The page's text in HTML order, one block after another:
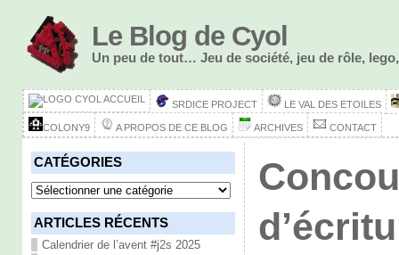
Le Blog de Cyol
Un peu de tout… Jeu de société, jeu de rôle,
ACCUEIL SRDICE PROJECT LE VAL DES ETOILES
COLONY9 A PROPOS DE CE BLOG ARCHIVES CONTACT
CATÉGORIES
Catégories
ARTICLES RÉCENTS
Calendrier de l’avent #j2s 2025